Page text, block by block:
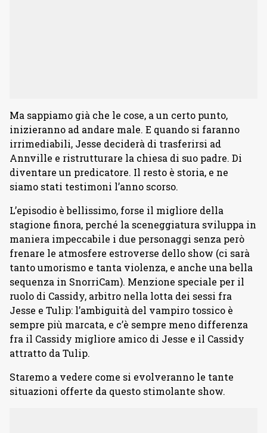
Ma sappiamo già che le cose, a un certo punto,
inizieranno ad andare male. E quando si faranno
irrimediabili, Jesse deciderà di trasferirsi ad
Annville e ristrutturare la chiesa di suo padre. Di
diventare un predicatore. Il resto è storia, e ne
siamo stati testimoni l’anno scorso.
L’episodio è bellissimo, forse il migliore della
stagione finora, perché la sceneggiatura sviluppa in
maniera impeccabile i due personaggi senza però
frenare le atmosfere estroverse dello show (ci sarà
tanto umorismo e tanta violenza, e anche una bella
sequenza in SnorriCam). Menzione speciale per il
ruolo di Cassidy, arbitro nella lotta dei sessi fra
Jesse e Tulip: l’ambiguità del vampiro tossico è
sempre più marcata, e c’è sempre meno differenza
fra il Cassidy migliore amico di Jesse e il Cassidy
attratto da Tulip.
Staremo a vedere come si evolveranno le tante
situazioni offerte da questo stimolante show.